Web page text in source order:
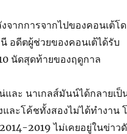
ากการจากไปของคอนเต้โ
อดีตผู้ช่วยของคอนเต้ได้รับ
นัดสุดท้ายของฤดูกาล
ละ นาเกลส์มันน์ได้กลายเป็
ละโค้ชทั้งสองไม่ได้ทำงาน
2019 ไม่เคยอยู่ในข่าว